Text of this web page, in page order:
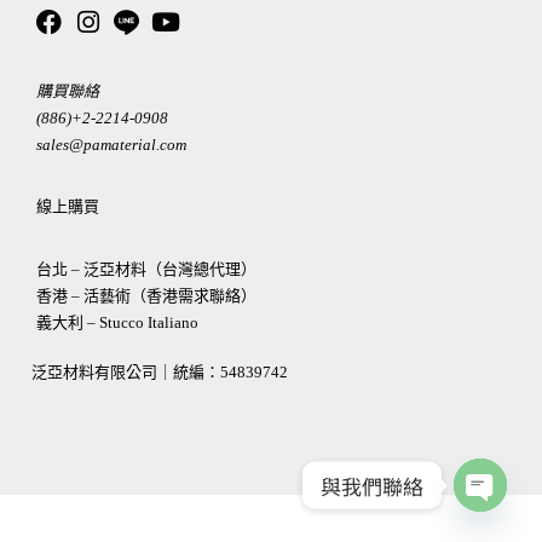
購買聯絡
(886)+2-2214-0908
sales@pamaterial.com
線上購買
台北 – 泛亞材料（台灣總代理）
香港 – 活藝術（香港需求聯絡）
義大利 – Stucco Italiano
泛亞材料有限公司｜統編： 54839742
與我們聯絡